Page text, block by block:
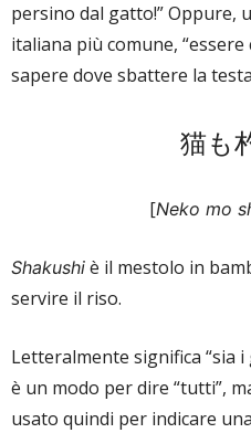
persino dal gatto!” Oppure,
italiana più comune,
sapere dove sbattere la
猫も
[Neko mo
Shakushi è il mestolo in
servire il riso.
Letteralmente significa “sia
è un modo per dire “tutti”,
usato quindi per indicare